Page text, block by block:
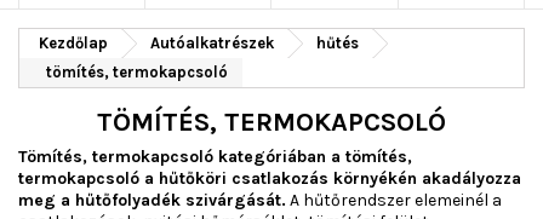
Kezdőlap Autóalkatrészek
hűtés
tömítés, termokapcsoló
TÖMÍTÉS, TERMOKAPCSOLÓ
Tömítés, termokapcsoló kategóriában a tömítés,
termokapcsoló a hűtőköri csatlakozás környékén akadályozza
meg a hűtőfolyadék szivárgását. A hűtőrendszer elemeinél a